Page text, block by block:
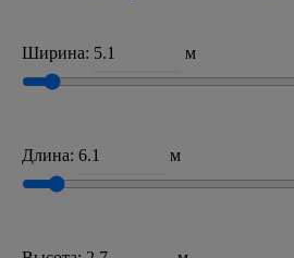
Ширина: м
Длина: м